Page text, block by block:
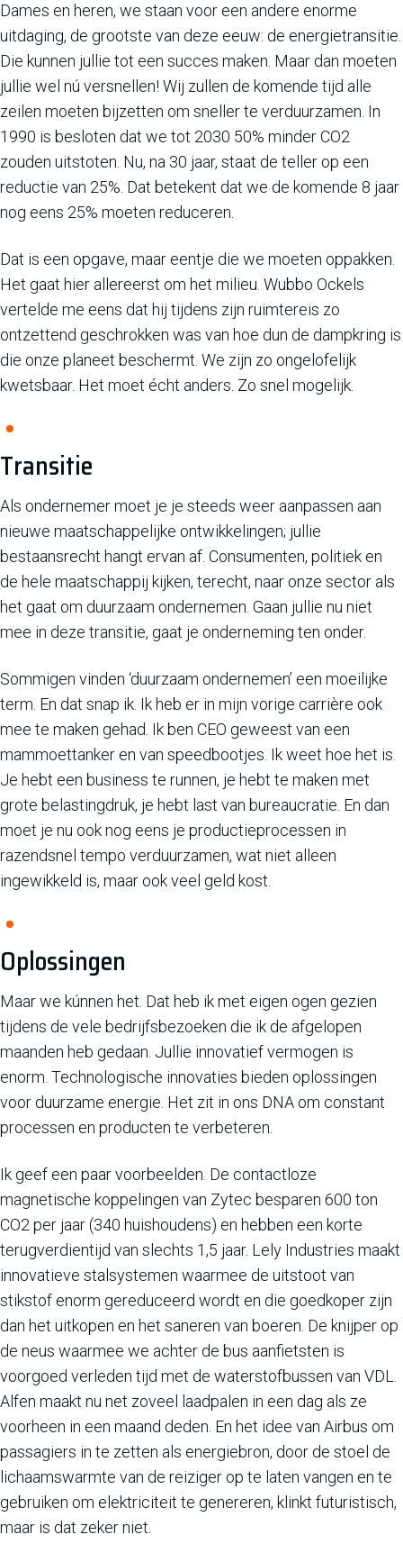
Dames en heren, we staan voor een andere enorme
uitdaging, de grootste van deze eeuw: de energietransitie.
Die kunnen jullie tot een succes maken. Maar dan moeten
jullie wel nú versnellen! Wij zullen de komende tijd alle
zeilen moeten bijzetten om sneller te verduurzamen. In
1990 is besloten dat we tot 2030 50% minder CO2
zouden uitstoten. Nu, na 30 jaar, staat de teller op een
reductie van 25%. Dat betekent dat we de komende 8 jaar
nog eens 25% moeten reduceren.
Dat is een opgave, maar eentje die we moeten oppakken.
Het gaat hier allereerst om het milieu. Wubbo Ockels
vertelde me eens dat hij tijdens zijn ruimtereis zo
ontzettend geschrokken was van hoe dun de dampkring is
die onze planeet beschermt. We zijn zo ongelofelijk
kwetsbaar. Het moet écht anders. Zo snel mogelijk.
Transitie
Als ondernemer moet je je steeds weer aanpassen aan
nieuwe maatschappelijke ontwikkelingen; jullie
bestaansrecht hangt ervan af. Consumenten, politiek en
de hele maatschappij kijken, terecht, naar onze sector als
het gaat om duurzaam ondernemen. Gaan jullie nu niet
mee in deze transitie, gaat je onderneming ten onder.
Sommigen vinden ‘duurzaam ondernemen’ een moeilijke
term. En dat snap ik. Ik heb er in mijn vorige carrière ook
mee te maken gehad. Ik ben CEO geweest van een
mammoettanker en van speedbootjes. Ik weet hoe het is.
Je hebt een business te runnen, je hebt te maken met
grote belastingdruk, je hebt last van bureaucratie. En dan
moet je nu ook nog eens je productieprocessen in
razendsnel tempo verduurzamen, wat niet alleen
ingewikkeld is, maar ook veel geld kost.
Oplossingen
Maar we kúnnen het. Dat heb ik met eigen ogen gezien
tijdens de vele bedrijfsbezoeken die ik de afgelopen
maanden heb gedaan. Jullie innovatief vermogen is
enorm. Technologische innovaties bieden oplossingen
voor duurzame energie. Het zit in ons DNA om constant
processen en producten te verbeteren.
Ik geef een paar voorbeelden. De contactloze
magnetische koppelingen van Zytec besparen 600 ton
CO2 per jaar (340 huishoudens) en hebben een korte
terugverdientijd van slechts 1,5 jaar. Lely Industries maakt
innovatieve stalsystemen waarmee de uitstoot van
stikstof enorm gereduceerd wordt en die goedkoper zijn
dan het uitkopen en het saneren van boeren. De knijper op
de neus waarmee we achter de bus aanfietsten is
voorgoed verleden tijd met de waterstofbussen van VDL.
Alfen maakt nu net zoveel laadpalen in een dag als ze
voorheen in een maand deden. En het idee van Airbus om
passagiers in te zetten als energiebron, door de stoel de
lichaamswarmte van de reiziger op te laten vangen en te
gebruiken om elektriciteit te genereren, klinkt futuristisch,
maar is dat zeker niet.